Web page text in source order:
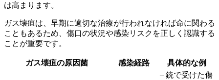
は高まります。
ガス壊疽は、早期に適切な治療が行われなければ命に関わる
こともあるため、傷口の状況や感染リスクを正しく認識する
ことが重要です。
ガス壊疽の原因菌 感染経路 具体的な例
– 銃で受けた傷